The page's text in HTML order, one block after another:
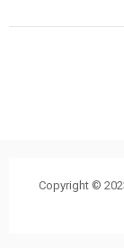
Copyright ©